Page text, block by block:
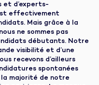
et d’experts-
effectivement
Mais grâce à la
ne sommes pas
débutants. Notre
visibilité et d’une
recevons d’ailleurs
spontanées
majorité de notre